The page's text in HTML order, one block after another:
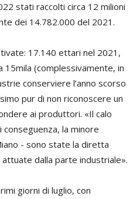
stati raccolti circa 12 milioni
dei 14.782.000 del 2021.
17.140 ettari nel 2021,
(complessivamente, in
conserviere l’anno scorso
pur di non riconoscere un
ai produttori. «Il calo
la minore
- sono state la diretta
dalla parte industriale».
giorni di luglio, con